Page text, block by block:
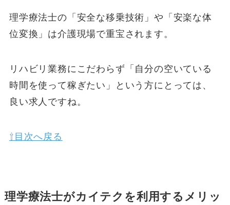
理学療法士の「安全な移乗技術」や「安楽な体
位変換」は介護現場で重宝されます。
リハビリ業務にこだわらず「自分の空いている
時間を使って稼ぎたい」という方にとっては、
良い求人ですね。
⇧目次へ戻る
理学療法士がカイテクを利用するメリッ